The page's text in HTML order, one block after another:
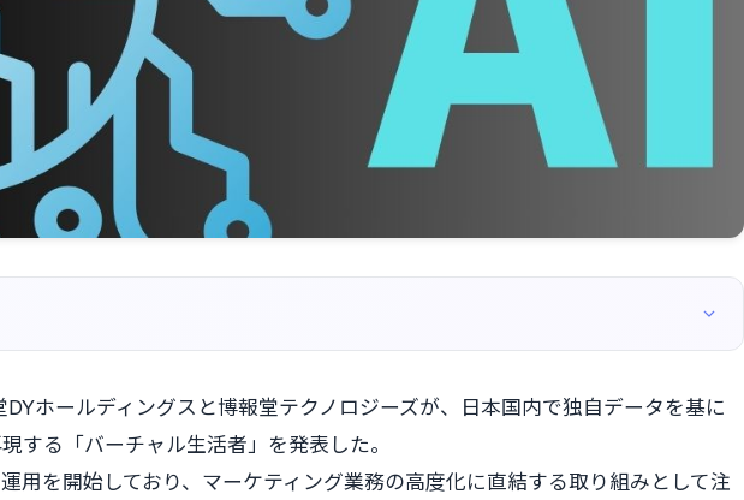
DYホールディングスと博報堂テクノロジーズが、日本国内で独自データを基に
する「バーチャル生活者」を発表した。
用を開始しており、マーケティング業務の高度化に直結する取り組みとして注